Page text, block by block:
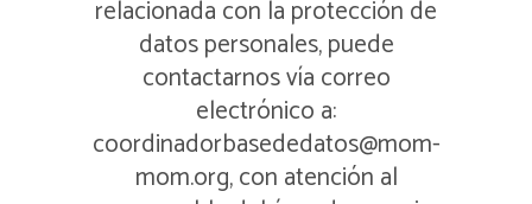
relacionada con la protección de
datos personales, puede
contactarnos vía correo
electrónico a:
coordinadorbasededatos@mom-
mom.org, con atención al